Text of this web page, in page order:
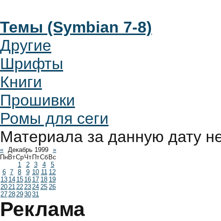
Темы (Symbian 7-8)
Другие
Шрифты
Книги
Прошивки
Ромы для сеги
Материала за данную дату
« Декабрь 1999 »
ПнВтСрЧт ПтСб Вс
1
2 3 4
5
6 7 8 9 10 11 12
13 14 15 16 17 18 19
2021222324 25 26
2728293031
Реклама